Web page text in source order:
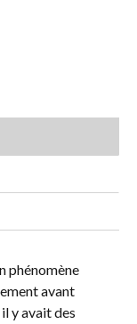
phénomène
avant
y avait des